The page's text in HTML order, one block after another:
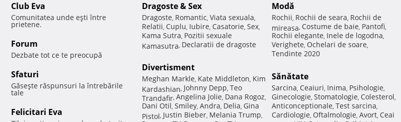
Club Eva
Comunitatea unde eşti între
prietene.
Forum
Dezbate tot ce te preocupă
Sfaturi
Găseşte răspunsuri la întrebările
tale
Felicitari Eva
Dragoste & Sex
Dragoste, Romantic, Viata sexuala,
Relatii, Cuplu, Iubire, Casatorie, Sex,
Kama Sutra, Pozitii sexuale
Kamasutra, Declaratii de dragoste
Divertisment
Meghan Markle, Kate Middleton, Kim
Kardashian, Johnny Depp, Teo
Trandafir, Angelina Jolie, Dana Rogoz,
Dani Otil, Smiley, Andra, Delia, Gina
Pistol, Justin Bieber, Melania Trump,
Modă
Rochii, Rochii de seara, Rochii de
mireasa, Costume de baie, Pantofi,
Rochii elegante, Inele de logodna,
Verighete, Ochelari de soare,
Tendinte 2020
Sănătate
Sarcina, Ceaiuri, Inima, Psihologie,
Ginecologie, Stomatologie, Colesterol,
Anticonceptionale, Test sarcina,
Cardiologie, Oftalmologie, Avort, Ceai